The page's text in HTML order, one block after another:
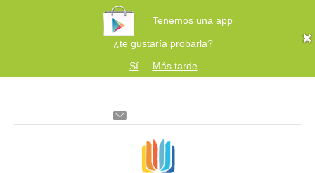
Tenemos una app
¿te gustaría probarla?
Sí
Más tarde